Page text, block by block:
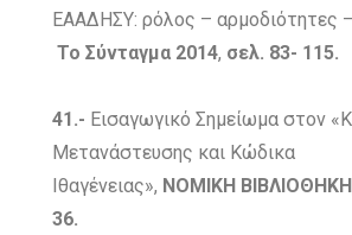
ΕΑΑΔΗΣΥ: ρόλος – αρμοδιότητες
Το Σύνταγμα 2014, σελ. 83- 115.
41.- Εισαγωγικό Σημείωμα στον
Μετανάστευσης και Κώδικα
Ιθαγένειας», ΝΟΜΙΚΗ
36.